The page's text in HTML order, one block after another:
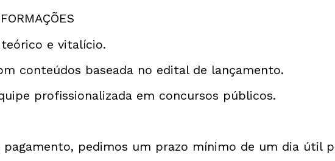
e vitalício.
conteúdos baseada no edital de lançamento.
profissionalizada em concursos públicos.
pedimos um prazo mínimo de um dia útil